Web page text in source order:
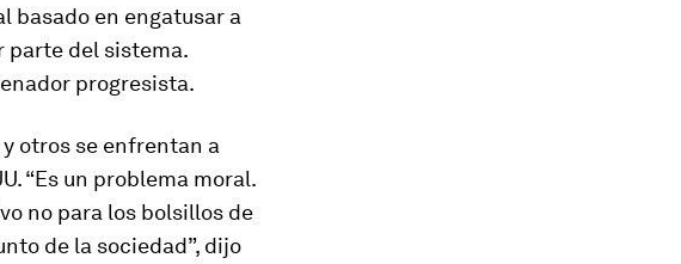
basado en engatusar a
parte del sistema.
progresista.
otros se enfrentan a
“Es un problema moral.
no para los bolsillos de
de la sociedad”, dijo